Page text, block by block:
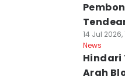
14 Jul 2026,
News
Hindari
Arah